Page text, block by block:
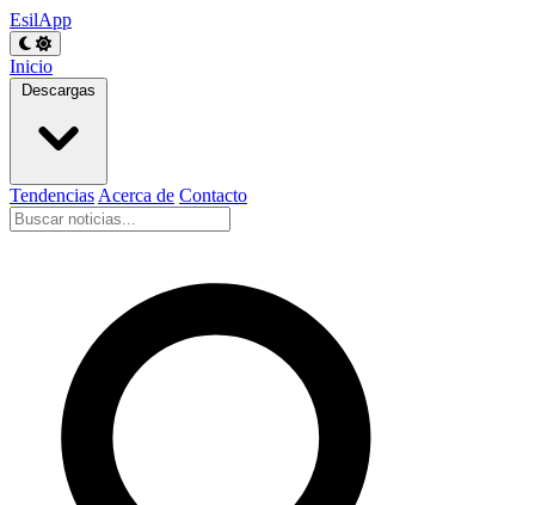
EsilApp
Inicio
Descargas
Tendencias Acerca de Contacto